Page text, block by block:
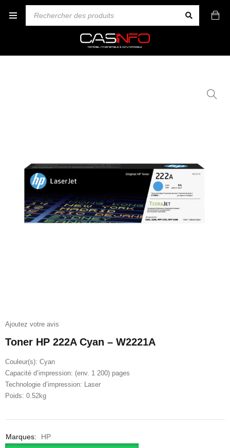
Ajoutez votre avis
Toner HP 222A Cyan – W2221A
Couleur(s): Cyan
Capacité d’impression: (env. 1 200) pages
Technologie d’impression: Laser
Poids: 0.52kg
Marques: HP